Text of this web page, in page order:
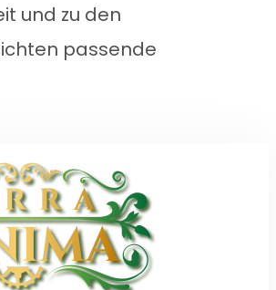
und zu den
passende